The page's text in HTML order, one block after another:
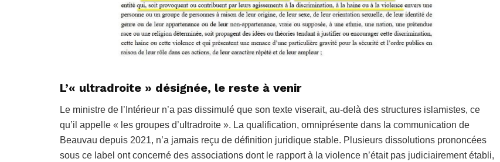
L’« ultradroite » désignée, le reste à venir
Le ministre de l’Intérieur n’a pas dissimulé que son texte viserait, au-delà des structures islamistes, ce
qu’il appelle « les groupes d’ultradroite ». La qualification, omniprésente dans la communication de
Beauvau depuis 2021, n’a jamais reçu de définition juridique stable. Plusieurs dissolutions prononcées
sous ce label ont concerné des associations dont le rapport à la violence n’était pas judiciairement établi,